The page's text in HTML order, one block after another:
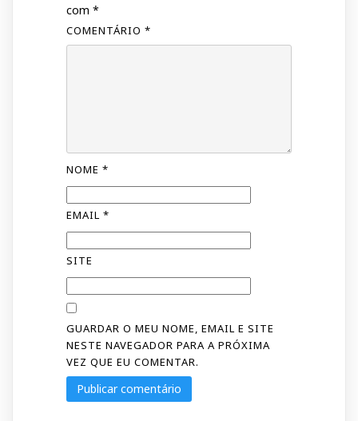
com *
COMENTÁRIO *
NOME *
EMAIL *
SITE
GUARDAR O MEU NOME, EMAIL E SITE
NESTE NAVEGADOR PARA A PRÓXIMA
VEZ QUE EU COMENTAR.